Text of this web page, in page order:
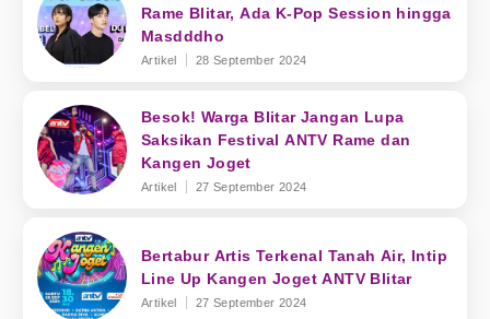
Rame Blitar, Ada K-Pop Session hingga
Masdddho
Artikel 28 September 2024
Besok! Warga Blitar Jangan Lupa
Saksikan Festival ANTV Rame dan
Kangen Joget
Artikel 27 September 2024
Bertabur Artis Terkenal Tanah Air, Intip
Line Up Kangen Joget ANTV Blitar
Artikel 27 September 2024